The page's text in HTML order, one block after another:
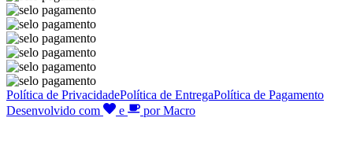
Política de PrivacidadePolítica de EntregaPolítica de Pagamento
Desenvolvido com
e por Macro